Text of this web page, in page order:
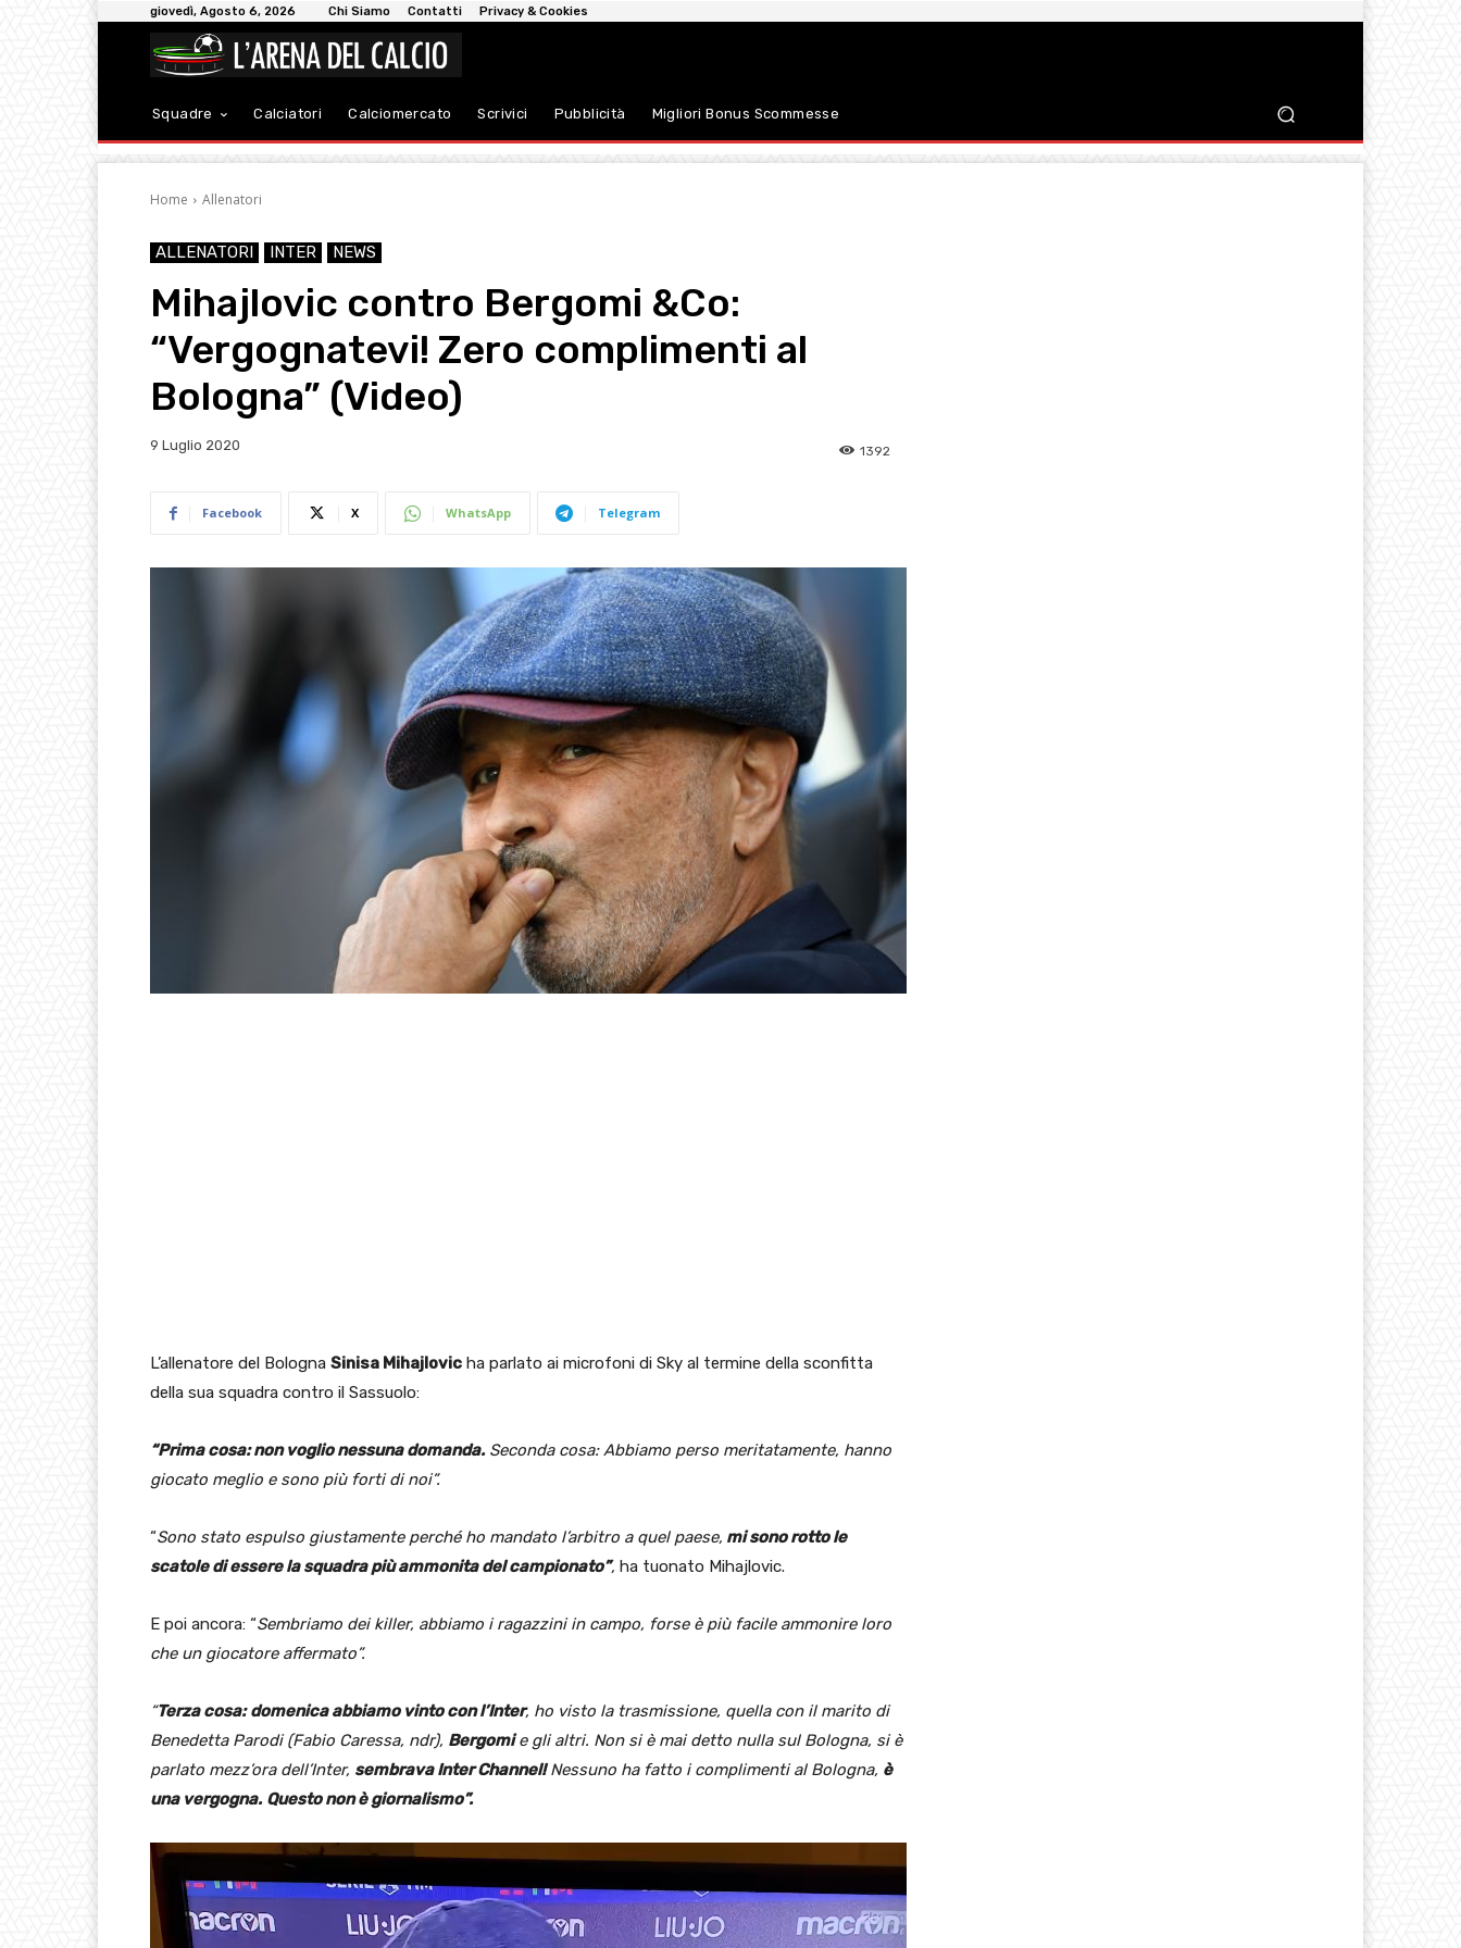
giovedì, Agosto 6, 2026 Chi Siamo Contatti Privacy & Cookies
Squadre Calciatori Calciomercato Scrivici Pubblicità Migliori Bonus Scommesse
Home Allenatori
ALLENATORI INTER NEWS
Mihajlovic contro Bergomi &Co:
“Vergognatevi! Zero complimenti al
Bologna” (Video)
9 Luglio 2020 1392
Facebook X WhatsApp Telegram
L’allenatore del Bologna Sinisa Mihajlovic ha parlato ai microfoni di Sky al termine della sconfitta
della sua squadra contro il Sassuolo:
“Prima cosa: non voglio nessuna domanda. Seconda cosa: Abbiamo perso meritatamente, hanno
giocato meglio e sono più forti di noi”.
“Sono stato espulso giustamente perché ho mandato l’arbitro a quel paese, mi sono rotto le
scatole di essere la squadra più ammonita del campionato”, ha tuonato Mihajlovic.
E poi ancora: “Sembriamo dei killer, abbiamo i ragazzini in campo, forse è più facile ammonire loro
che un giocatore affermato”.
“Terza cosa: domenica abbiamo vinto con l’Inter, ho visto la trasmissione, quella con il marito di
Benedetta Parodi (Fabio Caressa, ndr), Bergomie gli altri. Non si è mai detto nulla sul Bologna, si è
parlato mezz’ora dell’Inter, sembrava Inter Channel!Nessuno ha fatto i complimenti al Bologna, è
una vergogna. Questo non è giornalismo”.
V
d